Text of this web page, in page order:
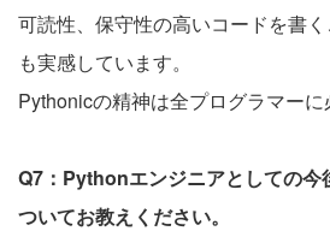
可読性、保守性の高いコードを書
も実感しています。
Pythonicの精神は全プログラマーに
Q7：Pythonエンジニアとしての今
ついてお教えください。